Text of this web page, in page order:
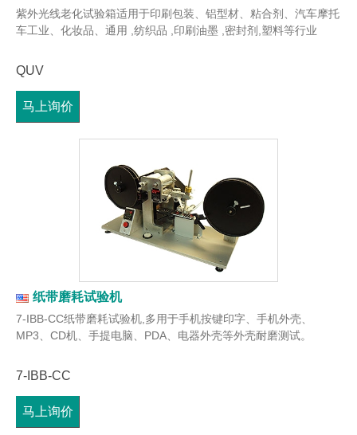
紫外光线老化试验箱适用于印刷包装、铝型材、粘合剂、汽车摩托
车工业、化妆品、通用 ,纺织品 ,印刷油墨 ,密封剂,塑料等行业
QUV
马上询价
纸带磨耗试验机
7-IBB-CC纸带磨耗试验机,多用于手机按键印字、手机外壳、
MP3、CD机、手提电脑、PDA、电器外壳等外壳耐磨测试。
7-IBB-CC
马上询价